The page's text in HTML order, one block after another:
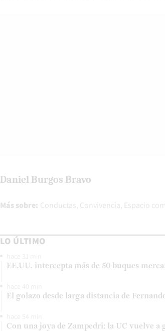
Daniel Burgos Bravo
Más sobre: Conductas Convivencia Espacio
LO ÚLTIMO
EE.UU. intercepta más de 50 buques
El golazo desde larga distancia de
Con una joya de Zampedri: la UC vuelve a